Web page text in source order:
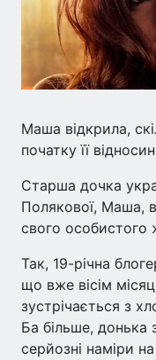
Маша відкрила,
початку її
Старша дочка
Полякової, Маша,
свого особистого
Так, 19-річна
що вже вісім
зустрічається з
Ба більше, донька
серйозні наміри